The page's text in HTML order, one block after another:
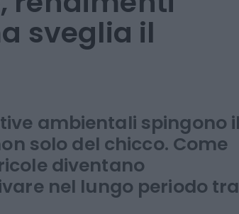
ambientali spingono il
solo del chicco. Come